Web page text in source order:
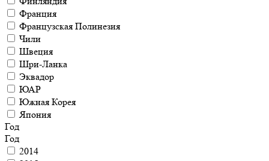
Франция
Французская Полинезия
Чили
Швеция
Шри-Ланка
Эквадор
ЮАР
Южная Корея
Япония
Год
Год
2014